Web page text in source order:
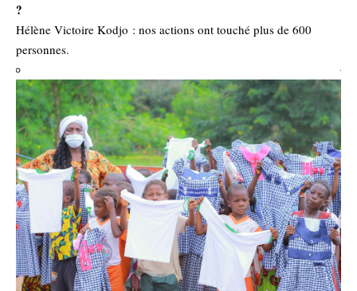
?
Hélène Victoire Kodjo : nos actions ont touché plus de 600
personnes.